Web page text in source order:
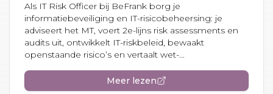
Als IT Risk Officer bij BeFrank borg je
informatiebeveiliging en IT-risicobeheersing: je
adviseert het MT, voert 2e-lijns risk assessments en
audits uit, ontwikkelt IT-riskbeleid, bewaakt
openstaande risico’s en vertaalt wet-...
Meer lezen